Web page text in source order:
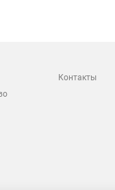
Контакты